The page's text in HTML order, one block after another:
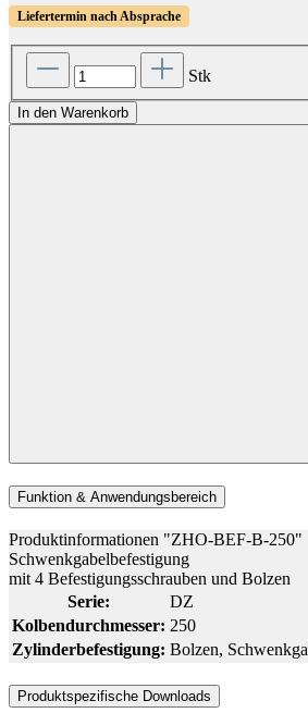
Liefertermin nach Absprache
Stk
In den Warenkorb
Funktion & Anwendungsbereich
Produktinformationen "ZHO-BEF-B-250"
Schwenkgabelbefestigung
mit 4 Befestigungsschrauben und Bolzen
Serie:
DZ
Kolbendurchmesser: 250
Zylinderbefestigung: Bolzen,
Produktspezifische Downloads